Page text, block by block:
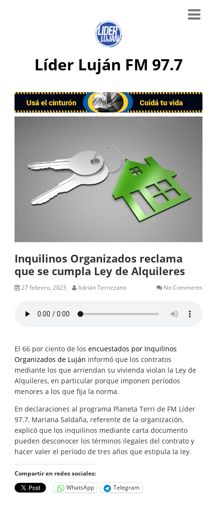
Líder Luján FM 97.7
Inquilinos Organizados reclama
que se cumpla Ley de Alquileres
27 febrero, 2023 Adrián Terrizzano No Comments
El 66 por ciento de los encuestados por Inquilinos
Organizados de Luján informó que los contratos
mediante los que arriendan su vivienda violan la Ley de
Alquileres, en particular porque imponen períodos
menores a los que fija la norma.
En declaraciones al programa Planeta Terri de FM Líder
97.7, Mariana Saldaña, referente de la organización,
explicó que los inquilinos mediante carta documento
pueden desconocer los términos ilegales del contrato y
hacer valer el período de tres años que estipula la ley.
Compartir en redes sociales:
WhatsApp
Telegram